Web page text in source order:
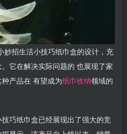
妙招生活小技巧纸巾盒的设计，充
它在解决实际问题的 也展现了家
产品在 有望成为纸巾收纳领域的
巧纸巾盒已经展现出了强大的竞